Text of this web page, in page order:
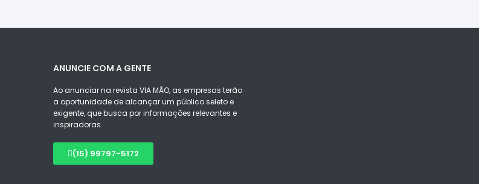
ANUNCIE COM A GENTE
Ao anunciar na revista VIA MÃO, as empresas terão
a oportunidade de alcançar um público seleto e
exigente, que busca por informações relevantes e
inspiradoras.
(15) 99797-5172